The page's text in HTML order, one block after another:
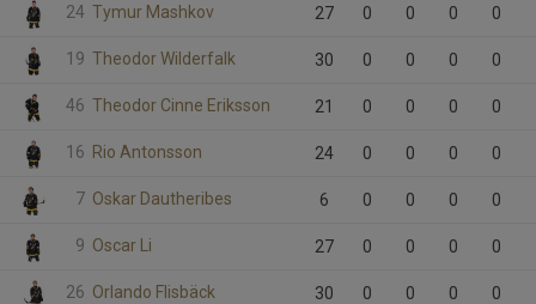
24 Tymur Mashkov 27 0 0 0 0
19 Theodor Wilderfalk 30 0 0 0 0
46 Theodor Cinne Eriksson 21 0 0 0 0
16 Rio Antonsson 24 0 0 0 0
7 Oskar Dautheribes 6 0 0 0 0
9 Oscar Li 27 0 0 0 0
26 Orlando Flisbäck 30 0 0 0 0